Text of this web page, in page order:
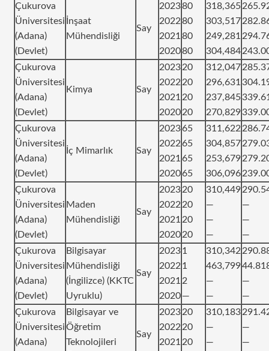
Çukurova
Üniversitesi
(Adana)
(Devlet)
İnşaat
Mühendisliği
Say
2023
2022
2021
2020
80
80
80
80
318,365
303,517
249,281
304,484
Çukurova
Üniversitesi
(Adana)
(Devlet)
Kimya Say
2023
2022
2021
2020
20
20
20
20
312,047
296,631
237,845
270,829
Çukurova
Üniversitesi
(Adana)
(Devlet)
İç Mimarlık Say
2023
2022
2021
2020
65
65
65
65
311,622
304,857
253,679
306,096
Çukurova
Üniversitesi
(Adana)
(Devlet)
Maden
Mühendisliği
Say
2023
2022
2021
2020
20
20
20
20
310,449
—
—
—
—
—
—
Çukurova
Üniversitesi
(Adana)
(Devlet)
Bilgisayar
Mühendisliği
(İngilizce) (KKTC
Uyruklu)
Say
2023
2022
2021
2020
1
1
2
—
310,342
463,799
—
—
—
—
Çukurova
Üniversitesi
(Adana)
Bilgisayar ve
Öğretim
Teknolojileri
Say
2023
2022
2021
20
20
20
310,183
—
—
—
—